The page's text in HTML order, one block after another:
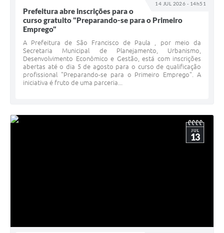
14 JUL 2026 - 14h51
Prefeitura abre inscrições para o
curso gratuito "Preparando-se para o Primeiro
Emprego"
A Prefeitura de São Francisco de Paula , por meio da
Secretaria Municipal de Planejamento, Urbanismo,
Desenvolvimento Econômico e Gestão, está com inscrições
abertas até o dia 5 de agosto para o curso de qualificação
profissional "Preparando-se para o Primeiro Emprego". A
iniciativa é fruto de uma parceria...
JUL
13